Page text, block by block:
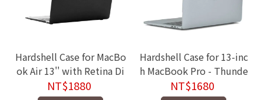
Hardshell Case for MacBo
ok Air 13'' with Retina Di
splay Dots 2020
NT$1880
Hardshell Case for 13-inc
h MacBook Pro - Thunde
rbolt 3 (USB-C) Dots
NT$1680